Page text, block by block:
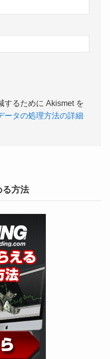
するために Akismet を
ータの処理方法の詳細
る方法